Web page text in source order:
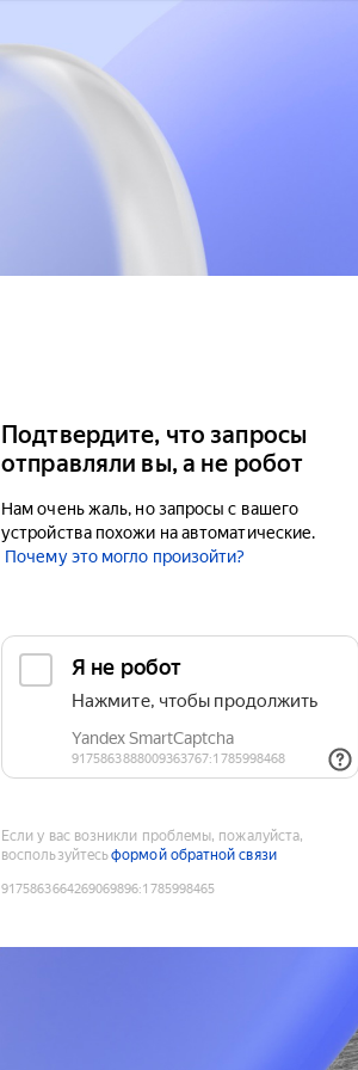
Подтвердите, что запросы
отправляли вы, а не робот
Нам очень жаль, но запросы с вашего
устройства похожи на автоматические.
Почему это могло произойти?
Если у вас возникли проблемы, пожалуйста,
воспользуйтесьформой обратной связи
9175863664269069896:1785998465